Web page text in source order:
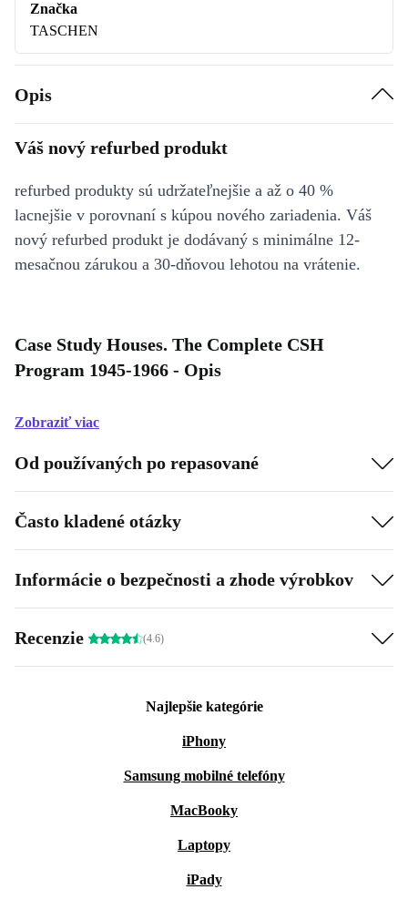
Značka
TASCHEN
Opis
Váš nový refurbed produkt
refurbed produkty sú udržateľnejšie a až o 40 %
lacnejšie v porovnaní s kúpou nového zariadenia. Váš
nový refurbed produkt je dodávaný s minimálne 12-
mesačnou zárukou a 30-dňovou lehotou na vrátenie.
Case Study Houses. The Complete CSH
Program 1945-1966 - Opis
Zobraziť viac
Od používaných po repasované
Často kladené otázky
Informácie o bezpečnosti a zhode výrobkov
Recenzie (4.6)
Najlepšie kategórie
iPhony
Samsung mobilné telefóny
MacBooky
Laptopy
iPady